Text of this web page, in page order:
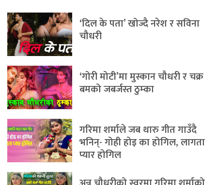
‘दिल के पता’ खोज्दै नरेश र सविना
चौधरी
‘गोरी मोटी’मा मुस्कान चौधरी र चक्र
बमको जबर्जस्त ठुम्का
गरिमा शर्माले जब थारु गीत गाउँदै
भनिन्- गोही होइ का होगिल, लागता
प्यार होगिल